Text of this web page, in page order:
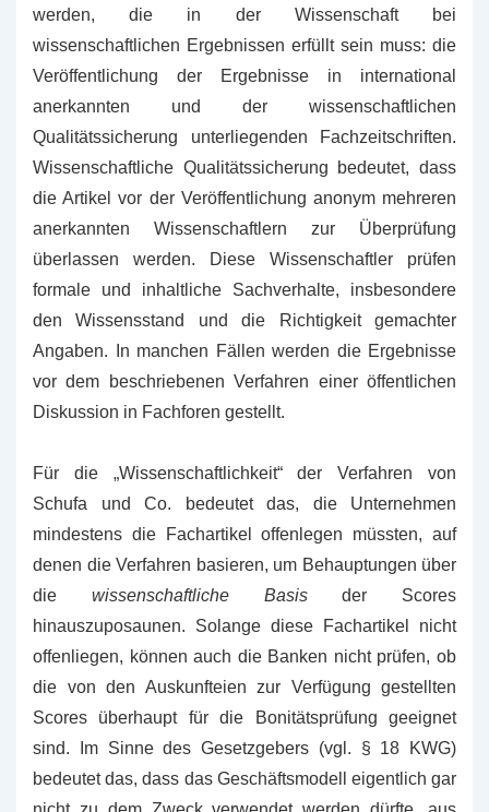
werden, die in der Wissenschaft bei
wissenschaftlichen Ergebnissen erfüllt sein muss: die
Veröffentlichung der Ergebnisse in international
anerkannten und der wissenschaftlichen
Qualitätssicherung unterliegenden Fachzeitschriften.
Wissenschaftliche Qualitätssicherung bedeutet, dass
die Artikel vor der Veröffentlichung anonym mehreren
anerkannten Wissenschaftlern zur Überprüfung
überlassen werden. Diese Wissenschaftler prüfen
formale und inhaltliche Sachverhalte, insbesondere
den Wissensstand und die Richtigkeit gemachter
Angaben. In manchen Fällen werden die Ergebnisse
vor dem beschriebenen Verfahren einer öffentlichen
Diskussion in Fachforen gestellt.
Für die „Wissenschaftlichkeit“ der Verfahren von
Schufa und Co. bedeutet das, die Unternehmen
mindestens die Fachartikel offenlegen müssten, auf
denen die Verfahren basieren, um Behauptungen über
die wissenschaftliche Basisder Scores
hinauszuposaunen. Solange diese Fachartikel nicht
offenliegen, können auch die Banken nicht prüfen, ob
die von den Auskunfteien zur Verfügung gestellten
Scores überhaupt für die Bonitätsprüfung geeignet
sind. Im Sinne des Gesetzgebers (vgl. § 18 KWG)
bedeutet das, dass das Geschäftsmodell eigentlich gar